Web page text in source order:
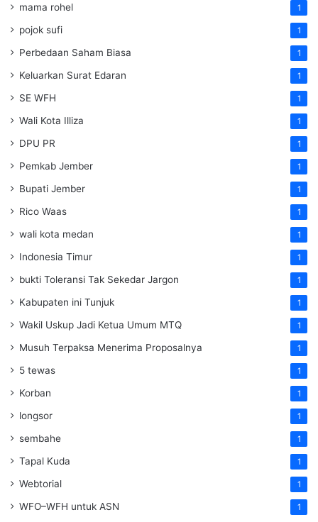
mama rohel 1
pojok sufi 1
Perbedaan Saham Biasa 1
Keluarkan Surat Edaran 1
SE WFH 1
Wali Kota Illiza 1
DPU PR 1
Pemkab Jember 1
Bupati Jember 1
Rico Waas 1
wali kota medan 1
Indonesia Timur 1
bukti Toleransi Tak Sekedar Jargon 1
Kabupaten ini Tunjuk 1
Wakil Uskup Jadi Ketua Umum MTQ 1
Musuh Terpaksa Menerima Proposalnya 1
5 tewas 1
Korban 1
longsor 1
sembahe 1
Tapal Kuda 1
Webtorial 1
WFO–WFH untuk ASN 1